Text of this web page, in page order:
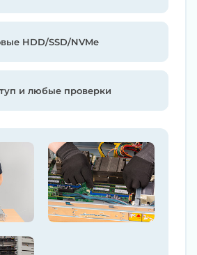
HDD/SSD/NVMe
и любые проверки